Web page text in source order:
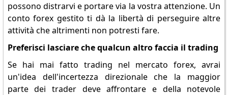
possono distrarvi e portare via la vostra attenzione. Un
conto forex gestito ti dà la libertà di perseguire altre
attività che altrimenti non potresti fare.
Preferisci lasciare che qualcun altro faccia il trading
Se hai mai fatto trading nel mercato forex, avrai
un'idea dell'incertezza direzionale che la maggior
parte dei trader deve affrontare e della notevole